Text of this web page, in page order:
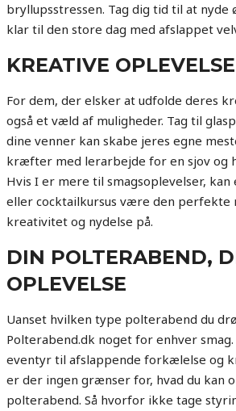
bryllupsstressen. Tag dig tid til at
klar til den store dag med afslappet
KREATIVE
For dem, der elsker at udfolde deres
også et væld af muligheder. Tag til
dine venner kan skabe jeres egne
kræfter med lerarbejde for en sjov og
Hvis I er mere til smagsoplevelser, kan
eller cocktailkursus være den perfekte
kreativitet og nydelse på.
DIN POLTERABEND,
OPLEVELSE
Uanset hvilken type polterabend du
Polterabend.dk noget for enhver
eventyr til afslappende forkælelse og
er der ingen grænser for, hvad du kan
polterabend. Så hvorfor ikke tage